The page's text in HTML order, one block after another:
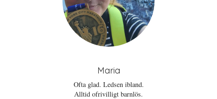
Maria
Ofta glad. Ledsen ibland.
Alltid ofrivilligt barnlös.